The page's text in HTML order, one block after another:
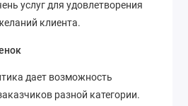
услуг для удовлетворения
клиента.
дает возможность
разной категории.